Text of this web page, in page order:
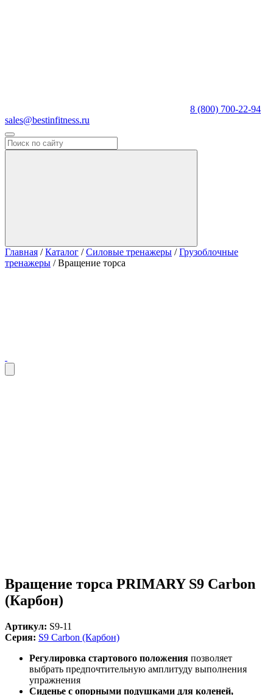
8 (800) 700-22-94
sales@bestinfitness.ru
Главная / Каталог / Силовые тренажеры / Грузоблочные
тренажеры / Вращение торса
Вращение торса PRIMARY S9 Carbon
(Карбон)
Артикул: S9-11
Серия: S9 Carbon (Карбон)
Регулировка стартового положения позволяет
выбрать предпочтительную амплитуду выполнения
упражнения
Сиденье с опорными подушками для коленей,